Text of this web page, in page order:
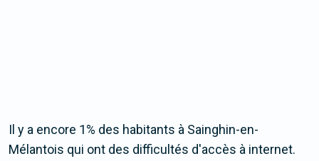
Il y a encore 1% des habitants à Sainghin-en-
Mélantois qui ont des difficultés d'accès à internet.